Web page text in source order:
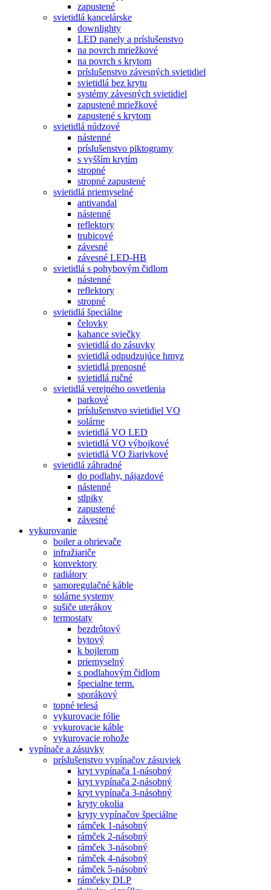
zapustené
svietidlá kancelárske
downlighty
LED panely a príslušenstvo
na povrch mriežkové
na povrch s krytom
príslušenstvo závesných svietidiel
svietidlá bez krytu
systémy závesných svietidiel
zapustené mriežkové
zapustené s krytom
svietidlá núdzové
nástenné
príslušenstvo piktogramy
s vyšším krytím
stropné
stropné zapustené
svietidlá priemyselné
antivandal
nástenné
reflektory
trubicové
závesné
závesné LED-HB
svietidlá s pohybovým čidlom
nástenné
reflektory
stropné
svietidlá špeciálne
čelovky
kahance sviečky
svietidlá do zásuvky
svietidlá odpudzujúce hmyz
svietidlá prenosné
svietidlá ručné
svietidlá verejného osvetlenia
parkové
príslušenstvo svietidiel VO
solárne
svietidlá VO LED
svietidlá VO výbojkové
svietidlá VO žiarivkové
svietidlá záhradné
do podlahy, nájazdové
nástenné
stlpiky
zapustené
závesné
vykurovanie
boiler a ohrievače
infražiariče
konvektory
radiátory
samoregulačné káble
solárne systemy
sušiče uterákov
termostaty
bezdrôtový
bytový
k bojlerom
priemyselný
s podlahovým čidlom
špecialne term.
sporákový
topné telesá
vykurovacie fólie
vykurovacie káble
vykurovacie rohože
vypínače a zásuvky
príslušenstvo vypínačov zásuviek
kryt vypínača 1-násobný
kryt vypínača 2-násobný
kryt vypínača 3-násobný
kryty okolia
kryty vypínačov špeciálne
rámček 1-násobný
rámček 2-násobný
rámček 3-násobný
rámček 4-násobný
rámček 5-násobný
rámčeky DLP